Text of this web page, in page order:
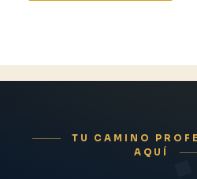
TU CAMINO
AQUÍ